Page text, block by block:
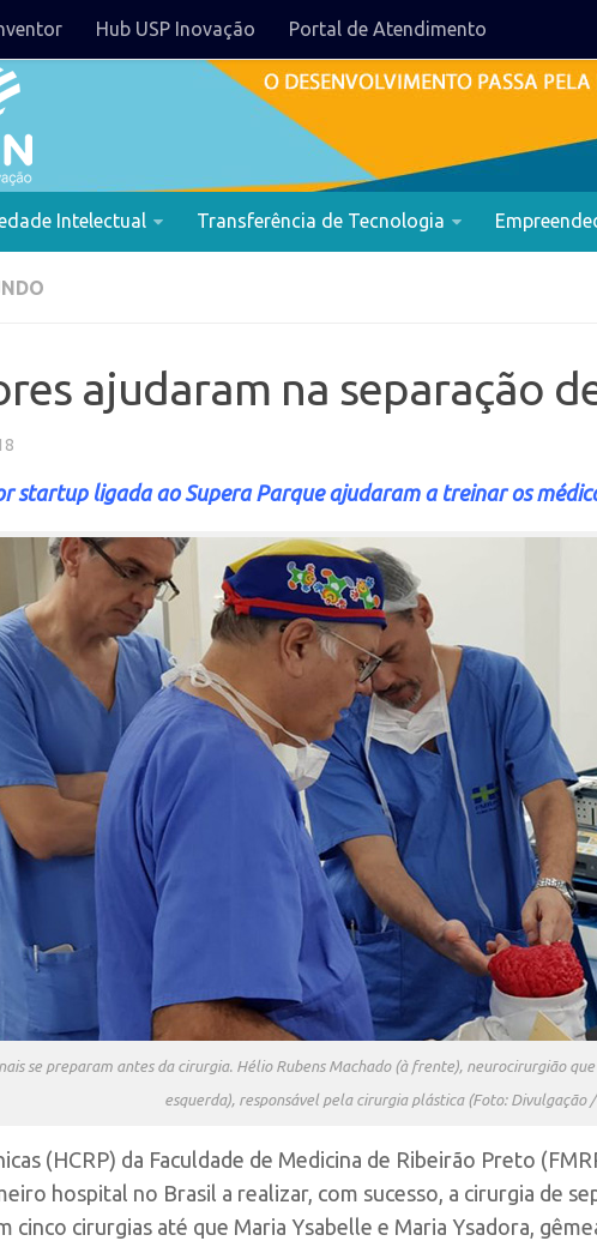
Hub USP Inovação Portal de Atendimento
Intelectual Transferência de Tecnologia
ajudaram na separação
startup ligada ao Supera Parque ajudaram a treinar os
se preparam antes da cirurgia. Hélio Rubens Machado (à frente), neurocirurgião
esquerda), responsável pela cirurgia plástica (Foto: Divulgação /
(HCRP) da Faculdade de Medicina de Ribeirão Preto
hospital no Brasil a realizar, com sucesso, a cirurgia de
cinco cirurgias até que Maria Ysabelle e Maria Ysadora,